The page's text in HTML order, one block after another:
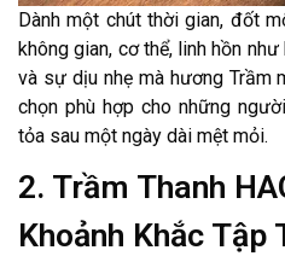
Dành một chút thời gian, đốt
không gian, cơ thể, linh hồn
và sự dịu nhẹ mà hương Trầm
chọn phù hợp cho những
tỏa sau một ngày dài mệt mỏi.
2. Trầm Thanh
Khoảnh Khắc Tập